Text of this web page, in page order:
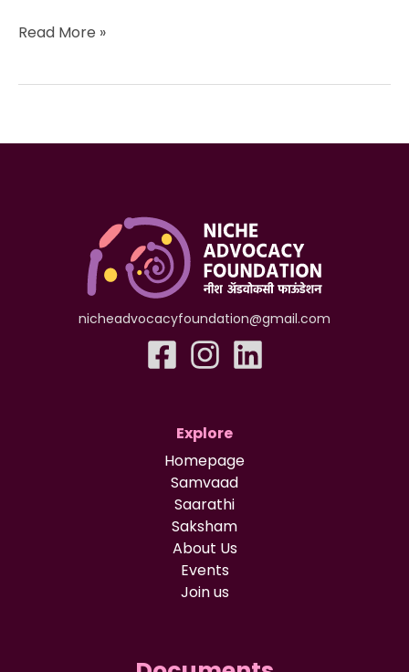
Read More »
nicheadvocacyfoundation@gmail.com
Explore
Homepage
Samvaad
Saarathi
Saksham
About Us
Events
Join us